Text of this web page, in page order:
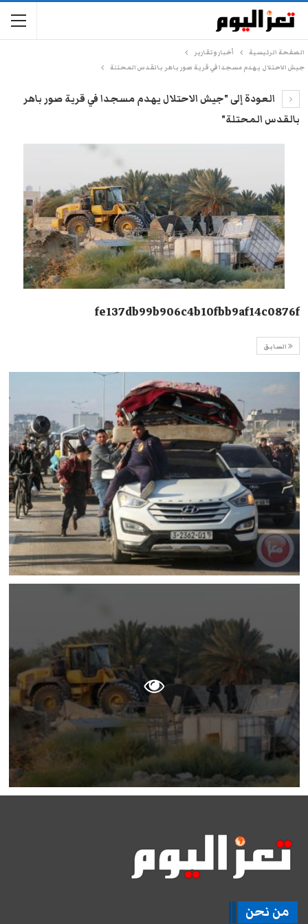
الصفحة الرئيسية
أخبار وتقارير
جيش الاحتلال يهدم مسجدا في قرية صور باهر بالقدس المحتلة
العودة إلى "جيش الاحتلال يهدم مسجدا في قرية صور باهر
بالقدس المحتلة"
fe137db99b906c4b10fbb9af14c0876f
السابق
من نحن